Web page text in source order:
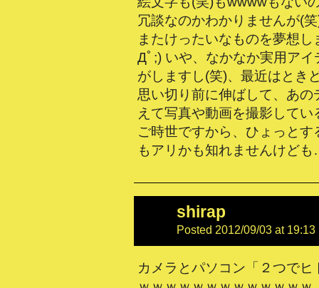
冗談なのかわかりませんが(
またけったいなものを夢想し
Дﾟ;) いや、なかなか実用アイ
がしますし(笑)、最近はとき
思い切り前に伸ばして、あの
えて写真や動画を撮影してい
ご時世ですから、ひょっとす
もアリかも知れませんけど
shirap
Posted 2012/09/03 at 19:13
カメラとパソコン「２つでヒ